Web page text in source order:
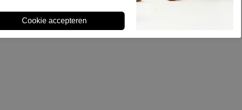
Laatst bekeken